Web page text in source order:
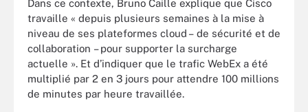
Dans ce contexte, Bruno Caille explique que Cisco
travaille « depuis plusieurs semaines à la mise à
niveau de ses plateformes cloud – de sécurité et de
collaboration – pour supporter la surcharge
actuelle ». Et d’indiquer que le trafic WebEx a été
multiplié par 2 en 3 jours pour attendre 100 millions
de minutes par heure travaillée.